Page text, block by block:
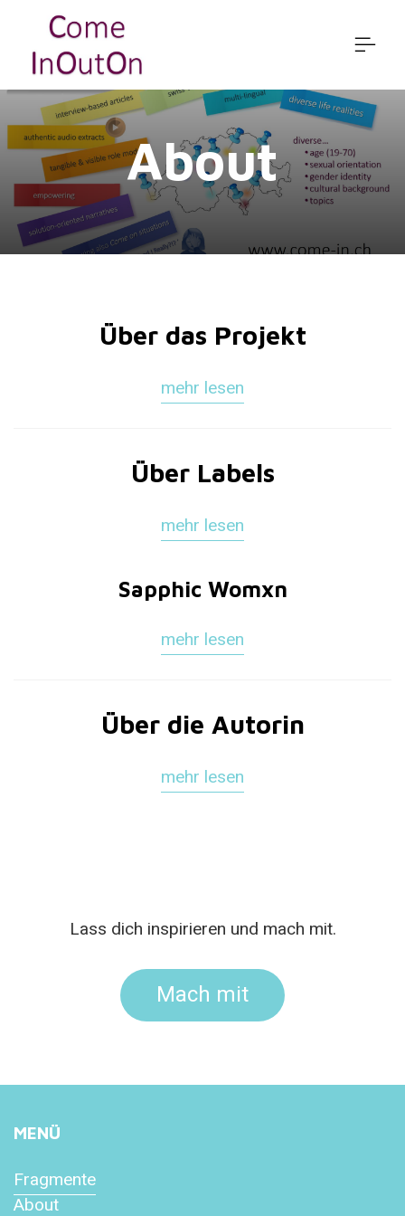
About
Über das Projekt
mehr lesen
Über Labels
mehr lesen
Sapphic Womxn
mehr lesen
Über die Autorin
mehr lesen
Lass dich inspirieren und mach mit.
Mach mit
MENÜ
Fragmente
About